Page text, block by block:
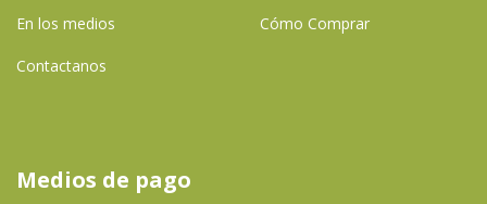
En los medios Cómo Comprar
Contactanos
Medios de pago